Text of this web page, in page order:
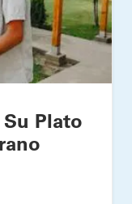
Plato